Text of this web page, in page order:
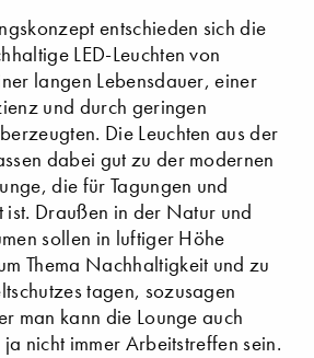
entschieden sich die
LED-Leuchten von
langen Lebensdauer, einer
und durch geringen
Die Leuchten aus der
dabei gut zu der modernen
die für Tagungen und
ist. Draußen in der Natur und
sollen in luftiger Höhe
Thema Nachhaltigkeit und zu
tagen, sozusagen
man kann die Lounge auch
ja nicht immer Arbeitstreffen sein.